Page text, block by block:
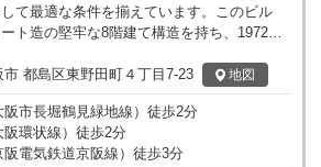
て最適な条件を揃えています。このビル
ト造の堅牢な8階建て構造を持ち、1972年
代的な設備と安心の構造が整っています。
フラとして、エレベーターが2基設置されて
。 所在地は京橋駅から徒歩圏
クセスを誇り、ビジネスにおける交通の利
さらに、大阪城北詰駅も利用可能な範囲に
市 都島区東野田町４丁目7-23 地図
阪市長堀鶴見緑地線） 徒歩2分
阪環状線 ） 徒歩2分
阪電気鉄道京阪線 ） 徒歩3分